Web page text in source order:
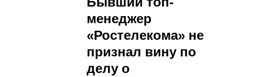
менеджер
«Ростелекома» не
признал вину по
делу о